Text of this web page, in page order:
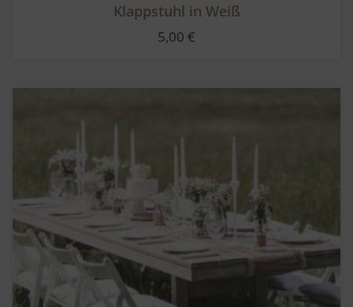
Klappstuhl in Weiß
5,00 €